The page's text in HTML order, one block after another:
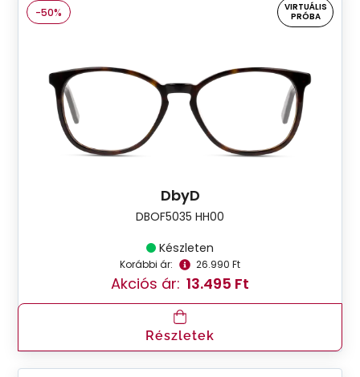
-50%
VIRTUÁLIS
PRÓBA
DbyD
DBOF5035 HH00
Készleten
Korábbi ár: 26.990 Ft
Akciós ár: 13.495 Ft
Részletek